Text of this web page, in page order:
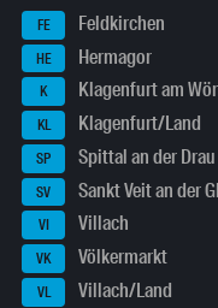
FE Feldkirchen
HE Hermagor
K Klagenfurt am
KL Klagenfurt/Land
SP Spittal an der Drau
SV Sankt Veit an der
VI Villach
VK Völkermarkt
VL Villach/Land